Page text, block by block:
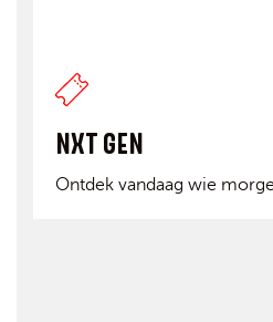
NXT GEN
Ontdek vandaag wie